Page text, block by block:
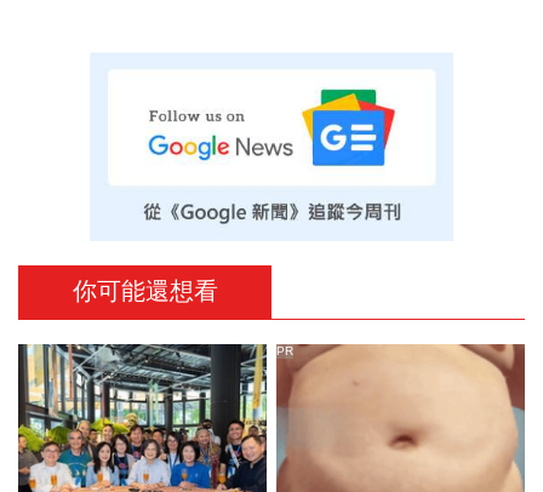
你可能還想看
PR